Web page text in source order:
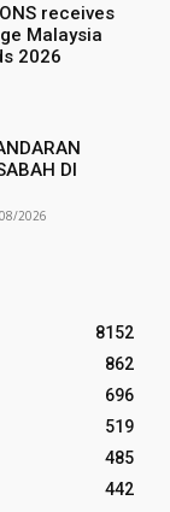
receives
Malaysia
2026
DI
2026
8152
862
696
519
485
442